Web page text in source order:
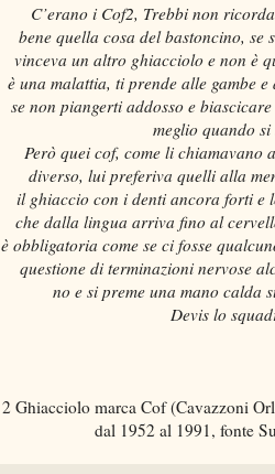
C’erano i Cof2, Trebbi non
bene quella cosa del bastoncino, se
vinceva un altro ghiacciolo e non è
è una malattia, ti prende alle gambe
se non piangerti addosso e
meglio quando
Però quei cof, come li chiamavano
diverso, lui preferiva quelli alla
il ghiaccio con i denti ancora forti e
che dalla lingua arriva fino al
è obbligatoria come se ci fosse
questione di terminazioni nervose
no e si preme una mano calda
Devis lo
2 Ghiacciolo marca Cof (Cavazzoni
dal 1952 al 1991, fonte